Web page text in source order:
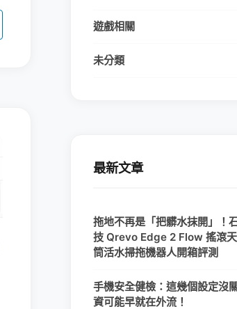
遊戲相關
未分類
最新文章
拖地不再是「把髒水抹開」！
技 Qrevo Edge 2 Flow 搖滾
筒活水掃拖機器人開箱評測
手機安全健檢：這幾個設定沒
資可能早就在外流！